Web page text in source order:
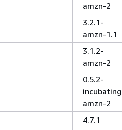
amzn-2
3.2.1-
amzn-1.1
3.1.2-
amzn-2
0.5.2-
amzn-2
4.7.1